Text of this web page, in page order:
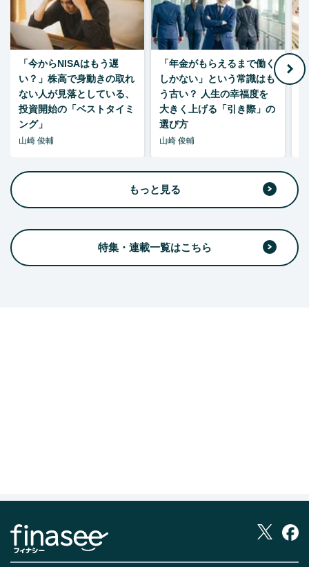
「今からNISAはもう遅
い？」株高で身動きの取れ
ない人が見落としている、
投資開始の「ベストタイミ
ング」
山崎 俊輔
「年金がもらえるまで働く
しかない」という常識はも
う古い？ 人生の幸福度を
大きく上げる「引き際」の
選び方
山崎 俊輔
もっと見る
特集・連載一覧はこちら